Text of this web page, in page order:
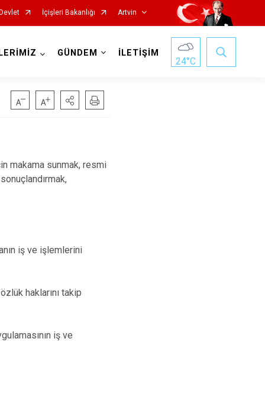
İçişleri Bakanlığı Artvin
GÜNDEM İLETİŞİM
24°C
makama sunmak, resmi
iş ve işlemlerini
haklarını takip
iş ve